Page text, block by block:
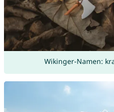
Wikinger-Namen: